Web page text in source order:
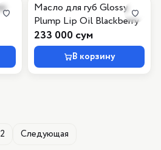
Масло для губ Glossy
Plump Lip Oil Blackberry
233 000 сум
В корзину
2 Следующая